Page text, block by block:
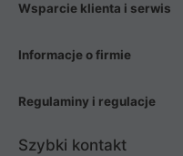
Wsparcie klienta i serwis
Informacje o firmie
Regulaminy i regulacje
Szybki kontakt